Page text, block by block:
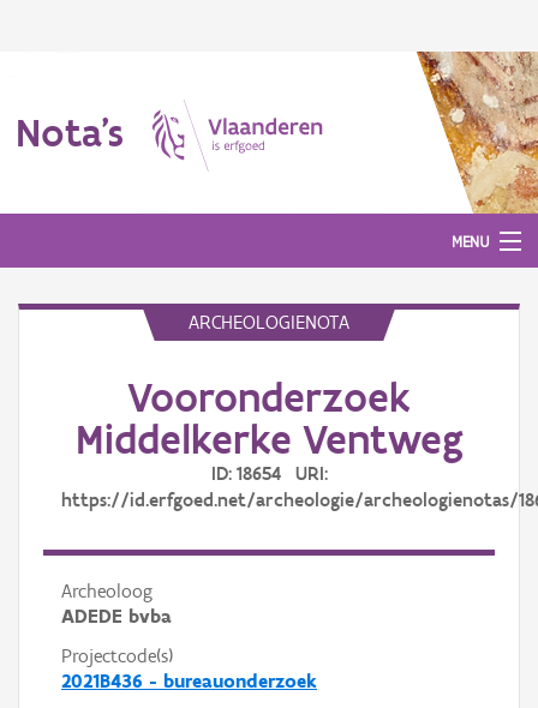
Nota's
MENU
ARCHEOLOGIENOTA
Vooronderzoek
Middelkerke Ventweg
ID: 18654 URI:
https://id.erfgoed.net/archeologie/archeologienotas/
Archeoloog
ADEDE bvba
Projectcode(s)
2021B436 - bureauonderzoek